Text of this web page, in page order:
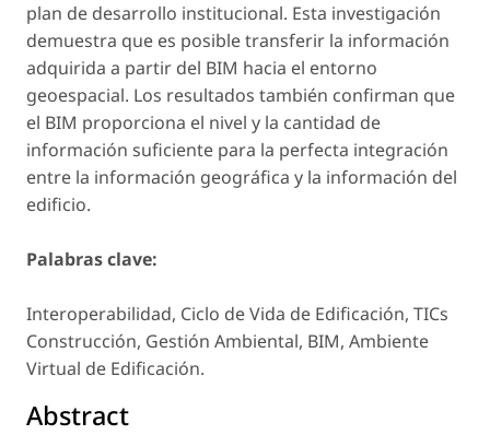
plan de desarrollo institucional. Esta investigación
demuestra que es posible transferir la información
adquirida a partir del BIM hacia el entorno
geoespacial. Los resultados también confirman que
el BIM proporciona el nivel y la cantidad de
información suficiente para la perfecta integración
entre la información geográfica y la información del
edificio.
Palabras clave:
Interoperabilidad, Ciclo de Vida de Edificación, TICs
Construcción, Gestión Ambiental, BIM, Ambiente
Virtual de Edificación.
Abstract